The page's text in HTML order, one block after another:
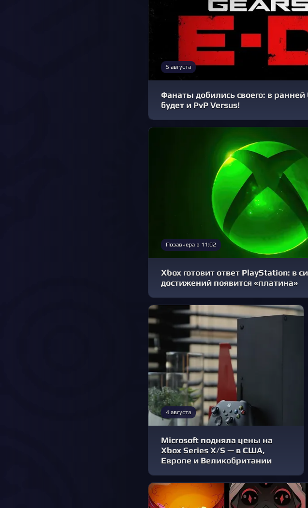
5 августа
Фанаты добились своего: в ранней
будет и PvP Versus!
Позавчера в 11:02
Xbox готовит ответ PlayStation: в
достижений появится «платина»
4 августа
Microsoft подняла цены на
Xbox Series X/S — в США,
Европе и Великобритании